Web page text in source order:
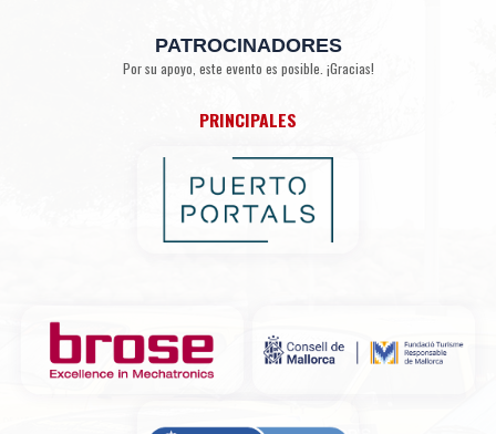
PATROCINADORES
Por su apoyo, este evento es posible. ¡Gracias!
PRINCIPALES